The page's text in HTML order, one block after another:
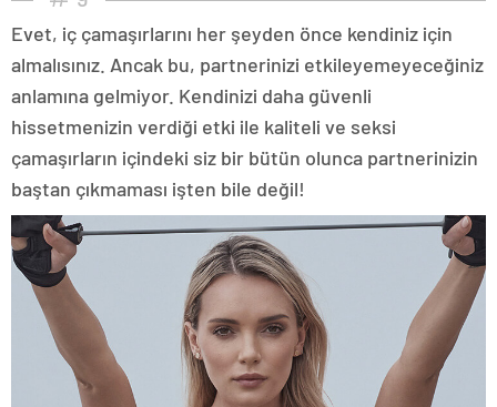
Evet, iç çamaşırlarını her şeyden önce kendiniz için
almalısınız. Ancak bu, partnerinizi etkileyemeyeceğiniz
anlamına gelmiyor. Kendinizi daha güvenli
hissetmenizin verdiği etki ile kaliteli ve seksi
çamaşırların içindeki siz bir bütün olunca partnerinizin
baştan çıkmaması işten bile değil!